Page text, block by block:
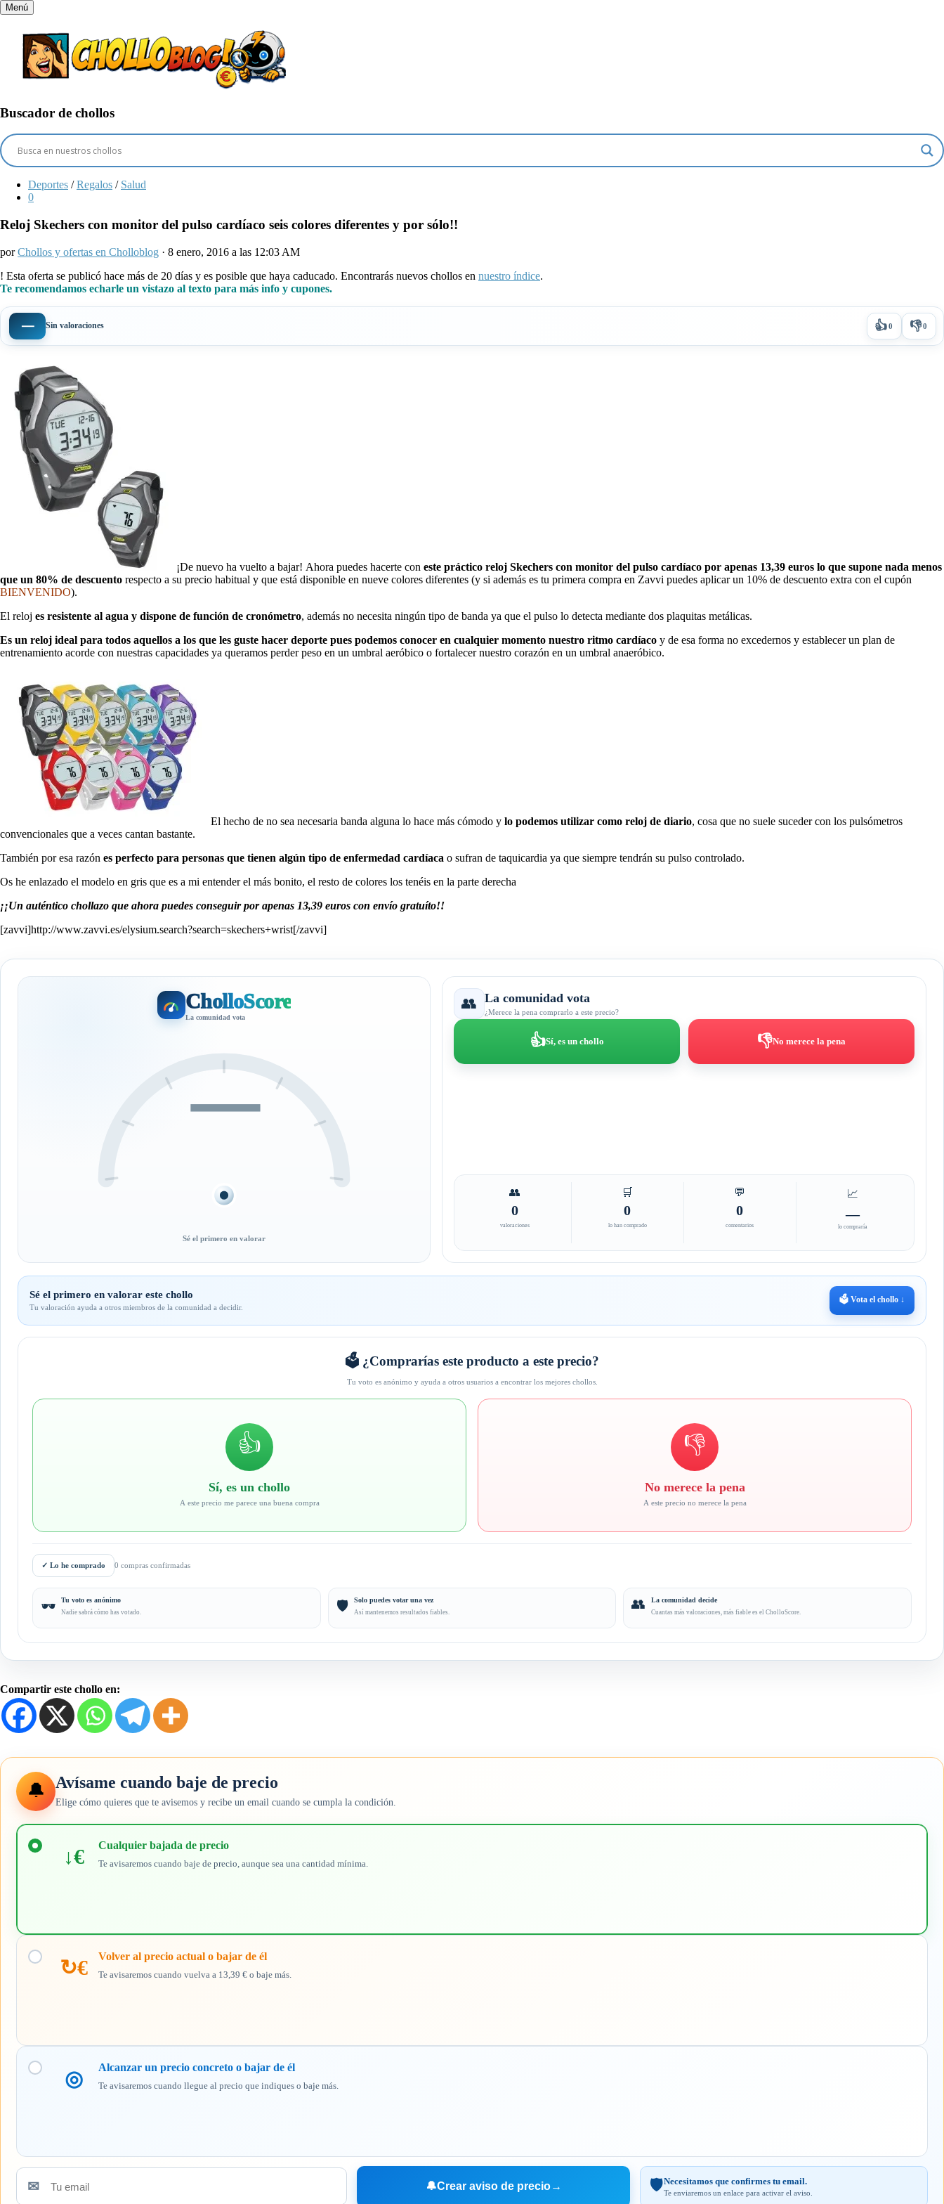
Menú
Buscador de chollos
Deportes / Regalos / Salud
0
Reloj Skechers con monitor del pulso cardíaco seis colores diferentes y por sólo!!
porChollos y ofertas en Cholloblog · 8 enero, 2016 a las 12:03 AM
! Esta oferta se publicó hace más de 20 días y es posible que haya caducado. Encontrarás nuevos chollos en nuestro índice.
Te recomendamos echarle un vistazo al texto para más info y cupones.
— Sin valoraciones 👍0 👎0
¡De nuevo ha vuelto a bajar! Ahora puedes hacerte con este práctico reloj Skechers con monitor del pulso cardíaco por apenas 13,39 euros lo que supone nada menos
que un 80% de descuento respecto a su precio habitual y que está disponible en nueve colores diferentes (y si además es tu primera compra en Zavvi puedes aplicar un 10% de descuento extra con el cupón
BIENVENIDO).
El reloj es resistente al agua y dispone de función de cronómetro, además no necesita ningún tipo de banda ya que el pulso lo detecta mediante dos plaquitas metálicas.
Es un reloj ideal para todos aquellos a los que les guste hacer deporte pues podemos conocer en cualquier momento nuestro ritmo cardíaco y de esa forma no excedernos y establecer un plan de
entrenamiento acorde con nuestras capacidades ya queramos perder peso en un umbral aeróbico o fortalecer nuestro corazón en un umbral anaeróbico.
El hecho de no sea necesaria banda alguna lo hace más cómodo y lo podemos utilizar como reloj de diario, cosa que no suele suceder con los pulsómetros
convencionales que a veces cantan bastante.
También por esa razón es perfecto para personas que tienen algún tipo de enfermedad cardíaca o sufran de taquicardia ya que siempre tendrán su pulso controlado.
Os he enlazado el modelo en gris que es a mi entender el más bonito, el resto de colores los tenéis en la parte derecha
¡¡Un auténtico chollazo que ahora puedes conseguir por apenas 13,39 euros con envío gratuíto!!
[zavvi]http://www.zavvi.es/elysium.search?search=skechers+wrist[/zavvi]
CholloScore
La comunidad vota
—
Sé el primero en valorar
👥 La comunidad vota
¿Merece la pena comprarlo a este precio?
👍Sí, es un chollo 👎No merece la pena
👥
0
valoraciones
🛒
0
lo han comprado
💬
0
comentarios
📈
—
lo compraría
Sé el primero en valorar este chollo
Tu valoración ayuda a otros miembros de la comunidad a decidir.
🗳️ Vota el chollo ↓
🗳️ ¿Comprarías este producto a este precio?
Tu voto es anónimo y ayuda a otros usuarios a encontrar los mejores chollos.
👍
Sí, es un chollo
A este precio me parece una buena compra
👎
No merece la pena
A este precio no merece la pena
✓ Lo he comprado 0 compras confirmadas
🕶️ Tu voto es anónimo
Nadie sabrá cómo has votado. 🛡️ Solo puedes votar una vez
Así mantenemos resultados fiables.
👥 La comunidad decide
Cuantas más valoraciones, más fiable es el CholloScore.
Compartir este chollo en:
🔔 Avísame cuando baje de precio
Elige cómo quieres que te avisemos y recibe un email cuando se cumpla la condición.
Elige
cuándo
quieres
↓€ Cualquier bajada de precio
Te avisaremos cuando baje de precio, aunque sea una cantidad mínima.
↻€ Volver al precio actual o bajar de él
Te avisaremos cuando vuelva a 13,39 € o baje más.
◎ Alcanzar un precio concreto o bajar de él
Te avisaremos cuando llegue al precio que indiques o baje más.
Tu✉ 🔔Crear aviso de precio→ 🛡️Necesitamos que confirmes tu email.
Te enviaremos un enlace para activar el aviso.